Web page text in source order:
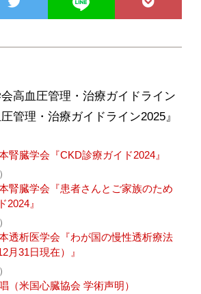
高血圧管理・治療ガイドライン
管理・治療ガイドライン2025』
腎臓学会『CKD診療ガイド2024』
腎臓学会『患者さんとご家族のため
2024』
透析医学会『わが国の慢性透析療法
月31日現在）』
（米国心臓協会 学術声明）